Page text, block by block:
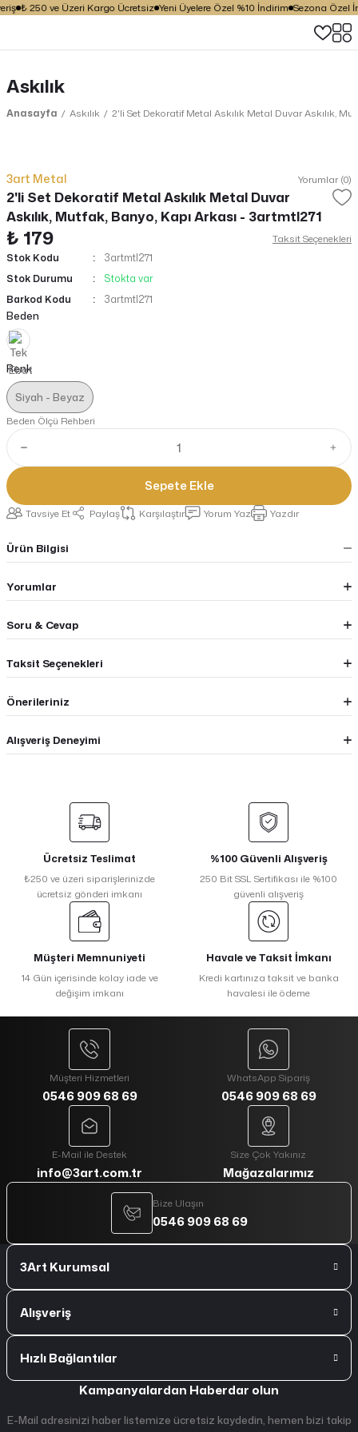
₺ 250 ve Üzeri Kargo Ücretsiz Yeni Üyelere Özel %10 İndirim Sezona Özel
Askılık
Anasayfa Askılık 2'li Set Dekoratif Metal Askılık Metal Duvar Askılık,
3art Metal Yorumlar (0)
2'li Set Dekoratif Metal Askılık Metal Duvar
Askılık, Mutfak, Banyo, Kapı Arkası - 3artmtl271
₺ 179
Taksit Seçenekleri
Stok Kodu
3artmtl271
Stok Durumu
Stokta var
Barkod Kodu
3artmtl271
Beden
Renk
Siyah - Beyaz
Beden Ölçü Rehberi
Sepete Ekle
Tavsiye Et Paylaş Karşılaştır Yorum Yaz Yazdır
Ürün Bilgisi
Yorumlar
Soru & Cevap
Taksit Seçenekleri
Önerileriniz
Alışveriş Deneyimi
Ücretsiz Teslimat
₺250 ve üzeri siparişlerinizde
ücretsiz gönderi imkanı
%100 Güvenli Alışveriş
250 Bit SSL Sertifikası ile %100
güvenli alışveriş
Müşteri Memnuniyeti
14 Gün içerisinde kolay iade ve
değişim imkanı
Havale ve Taksit İmkanı
Kredi kartınıza taksit ve banka
havalesi ile ödeme
Müşteri Hizmetleri
0546 909 68 69
WhatsApp Sipariş
0546 909 68 69
E-Mail ile Destek
info@3art.com.tr
Size Çok Yakınız
Mağazalarımız
Bize Ulaşın
0546 909 68 69
3Art Kurumsal
Alışveriş
Hızlı Bağlantılar
Kampanyalardan Haberdar olun
E-Mail adresinizi haber listemize ücretsiz kaydedin, hemen bizi takip